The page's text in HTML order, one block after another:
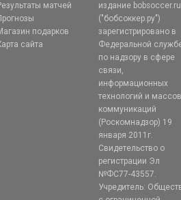
матчей
подарков
сайта
издание bobsoccer.ru
("бобсоккер.ру")
зарегистрировано в
Федеральной
по надзору в сфере
связи,
информационных
технологий и
коммуникаций
(Роскомнадзор) 19
января 2011г.
Свидетельство о
регистрации Эл
№ФС77-43557.
Учредитель: